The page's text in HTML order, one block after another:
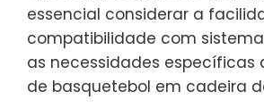
essencial considerar a
compatibilidade com
as necessidades específicas
de basquetebol em cadeira